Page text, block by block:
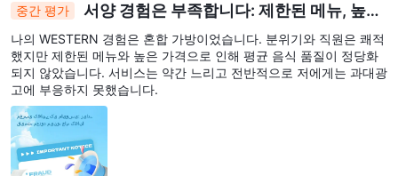
중간 평가
서양 경험은 부족합니다: 제한된 메뉴, 높은
가격, 평균적인 음식
나의 WESTERN 경험은 혼합 가방이었습니다. 분위기와 직원은 쾌적
했지만 제한된 메뉴와 높은 가격으로 인해 평균 음식 품질이 정당화
되지 않았습니다. 서비스는 약간 느리고 전반적으로 저에게는 과대광
고에 부응하지 못했습니다.